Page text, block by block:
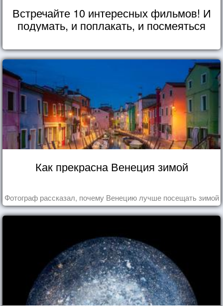
Встречайте 10 интересных фильмов! И
подумать, и поплакать, и посмеяться
Как прекрасна Венеция зимой
Фотограф рассказал, почему Венецию лучше посещать зимой